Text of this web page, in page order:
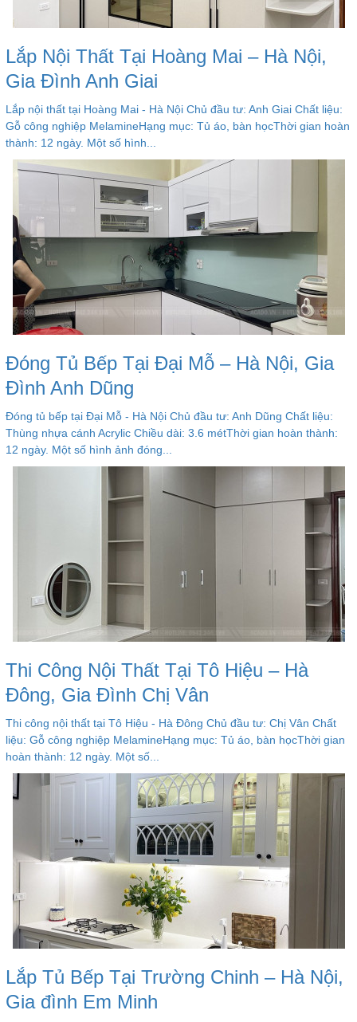
Lắp Nội Thất Tại Hoàng Mai – Hà Nội,
Gia Đình Anh Giai
Lắp nội thất tại Hoàng Mai - Hà Nội Chủ đầu tư: Anh Giai Chất liệu:
Gỗ công nghiệp MelamineHạng mục: Tủ áo, bàn họcThời gian hoàn
thành: 12 ngày. Một số hình...
Đóng Tủ Bếp Tại Đại Mỗ – Hà Nội, Gia
Đình Anh Dũng
Đóng tủ bếp tại Đại Mỗ - Hà Nội Chủ đầu tư: Anh Dũng Chất liệu:
Thùng nhựa cánh Acrylic Chiều dài: 3.6 métThời gian hoàn thành:
12 ngày. Một số hình ảnh đóng...
Thi Công Nội Thất Tại Tô Hiệu – Hà
Đông, Gia Đình Chị Vân
Thi công nội thất tại Tô Hiệu - Hà Đông Chủ đầu tư: Chị Vân Chất
liệu: Gỗ công nghiệp MelamineHạng mục: Tủ áo, bàn họcThời gian
hoàn thành: 12 ngày. Một số...
Lắp Tủ Bếp Tại Trường Chinh – Hà Nội,
Gia đình Em Minh